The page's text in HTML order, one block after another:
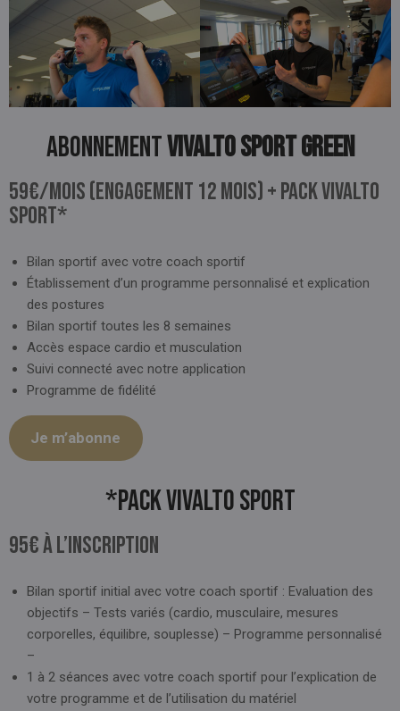
AbonnementVIVALTO SPORT GREEN
59€/mois (engagement 12 mois) + pack Vivalto
Sport*
Bilan sportif avec votre coach sportif
Établissement d’un programme personnalisé et explication
des postures
Bilan sportif toutes les 8 semaines
Accès espace cardio et musculation
Suivi connecté avec notre application
Programme de fidélité
Je m’abonne
*Pack Vivalto Sport
95€ à l’inscription
Bilan sportif initial avec votre coach sportif : Evaluation des
objectifs – Tests variés (cardio, musculaire, mesures
corporelles, équilibre, souplesse) – Programme personnalisé
–
1 à 2 séances avec votre coach sportif pour l’explication de
votre programme et de l’utilisation du matériel